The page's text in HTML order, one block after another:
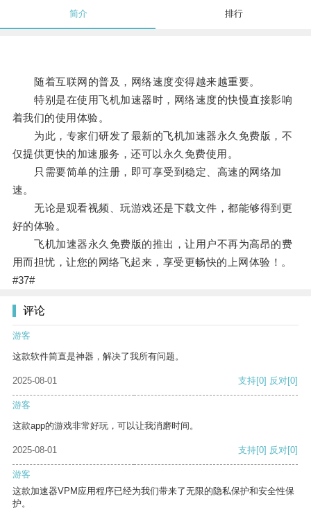
简介 排行
随着互联网的普及，网络速度变得越来越重要。
特别是在使用飞机加速器时，网络速度的快慢直接影响
着我们的使用体验。
为此，专家们研发了最新的飞机加速器永久免费版，不
仅提供更快的加速服务，还可以永久免费使用。
只需要简单的注册，即可享受到稳定、高速的网络加
速。
无论是观看视频、玩游戏还是下载文件，都能够得到更
好的体验。
飞机加速器永久免费版的推出，让用户不再为高昂的费
用而担忧，让您的网络飞起来，享受更畅快的上网体验！。
#37#
评论
游客
这款软件简直是神器，解决了我所有问题。
2025-08-01 支持[0] 反对[0]
游客
这款app的游戏非常好玩，可以让我消磨时间。
2025-08-01 支持[0] 反对[0]
游客
这款加速器VPM应用程序已经为我们带来了无限的隐私保护和安全性保
护。